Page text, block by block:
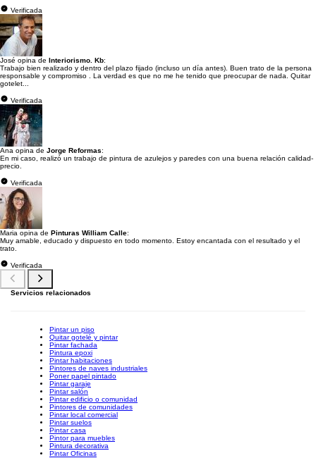
Verificada
José opina de Interiorismo. Kb:
Trabajo bien realizado y dentro del plazo fijado (incluso un día antes). Buen trato de la persona
responsable y compromiso . La verdad es que no me he tenido que preocupar de nada. Quitar
gotelet...
Verificada
Ana opina de Jorge Reformas:
En mi caso, realizó un trabajo de pintura de azulejos y paredes con una buena relación calidad-
precio.
Verificada
Maria opina de Pinturas William Calle:
Muy amable, educado y dispuesto en todo momento. Estoy encantada con el resultado y el
trato.
Verificada
Servicios relacionados
Pintar un piso
Quitar gotelé y pintar
Pintar fachada
Pintura epoxi
Pintar habitaciones
Pintores de naves industriales
Poner papel pintado
Pintar garaje
Pintar salón
Pintar edificio o comunidad
Pintores de comunidades
Pintar local comercial
Pintar suelos
Pintar casa
Pintor para muebles
Pintura decorativa
Pintar Oficinas